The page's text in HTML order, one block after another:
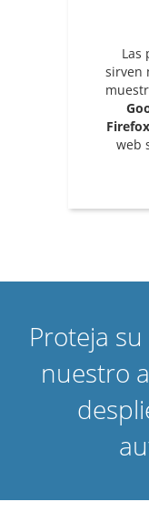
Las
sirven
Firefox
web
Proteja
nuestro